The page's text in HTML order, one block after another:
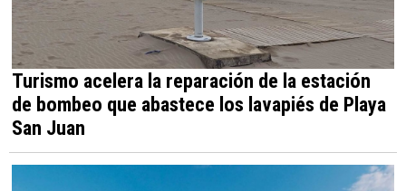
Turismo acelera la reparación de la estación
de bombeo que abastece los lavapiés de Playa
San Juan